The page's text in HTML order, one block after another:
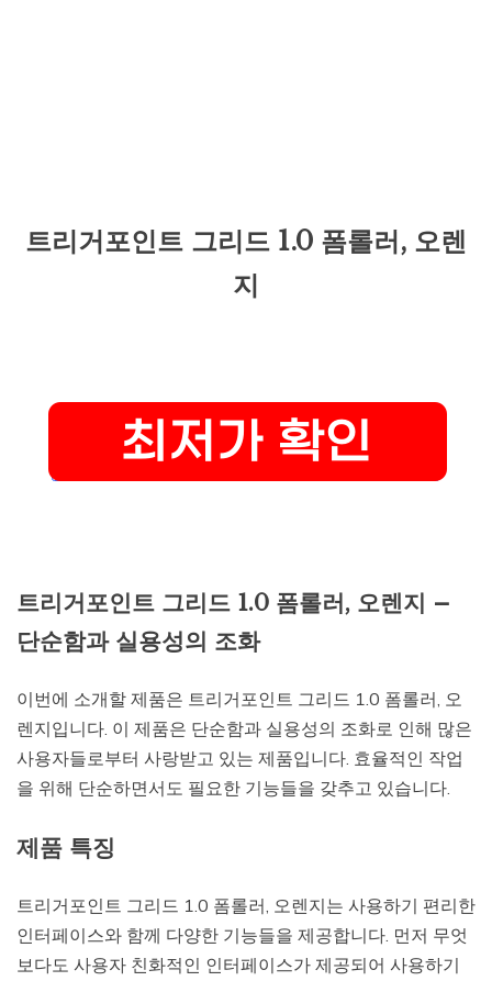
트리거포인트 그리드 1.0 폼롤러, 오렌
지
트리거포인트 그리드 1.0 폼롤러, 오렌지 –
단순함과 실용성의 조화
이번에 소개할 제품은 트리거포인트 그리드 1.0 폼롤러, 오
렌지입니다. 이 제품은 단순함과 실용성의 조화로 인해 많은
사용자들로부터 사랑받고 있는 제품입니다. 효율적인 작업
을 위해 단순하면서도 필요한 기능들을 갖추고 있습니다.
제품 특징
트리거포인트 그리드 1.0 폼롤러, 오렌지는 사용하기 편리한
인터페이스와 함께 다양한 기능들을 제공합니다. 먼저 무엇
보다도 사용자 친화적인 인터페이스가 제공되어 사용하기